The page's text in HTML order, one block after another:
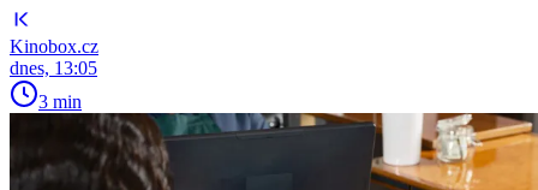
Kinobox.cz
dnes, 13:05
3 min